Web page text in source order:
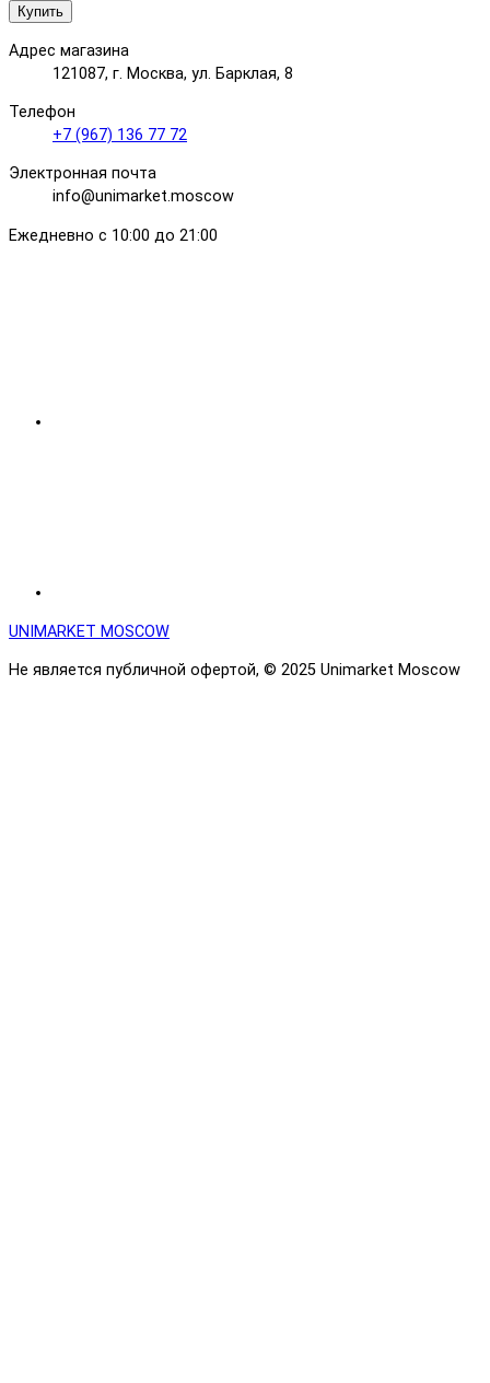
Купить
Адрес магазина
121087, г. Москва, ул. Барклая, 8
Телефон
+7 (967) 136 77 72
Электронная почта
info@unimarket.moscow
Ежедневно с 10:00 до 21:00
UNIMARKET MOSCOW
Не является публичной офертой, © 2025 Unimarket Moscow